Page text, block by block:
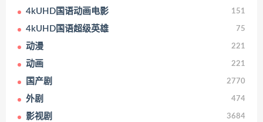
4kUHD国语动画电影 151
4kUHD国语超级英雄 75
动漫 221
动画 221
国产剧 2770
外剧 474
影视剧 3684